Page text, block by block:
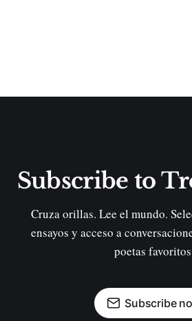
Subscribe to
Cruza orillas. Lee el mundo.
ensayos y acceso a
poetas
Subscribe